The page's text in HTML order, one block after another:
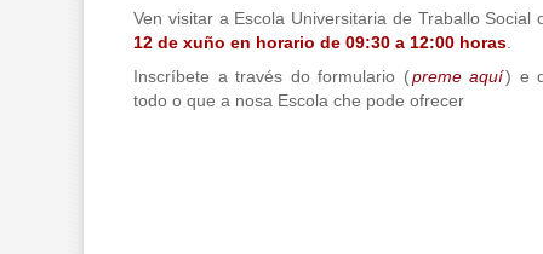
Ven visitar a Escola Universitaria de Traballo Social
12 de xuño en horario de 09:30 a 12:00 horas
Inscríbete a través do formulario (preme aquí) e
todo o que a nosa Escola che pode ofrecer